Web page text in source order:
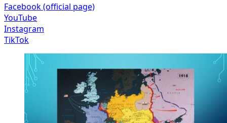
Facebook (official page)
YouTube
Instagram
TikTok